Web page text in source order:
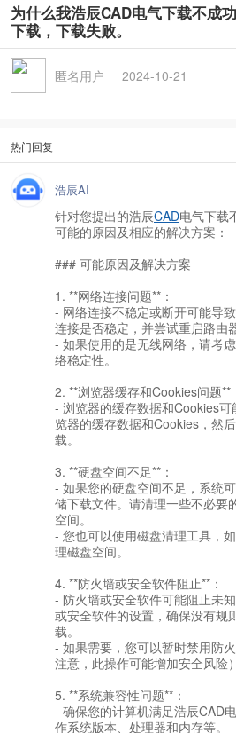
为什么我浩辰CAD电气下载不成
下载，下载失败。
匿名用户 2024-10-21
热门回复
浩辰AI
针对您提出的浩辰CAD电气下载
可能的原因及相应的解决方案：
### 可能原因及解决方案
1. **网络连接问题**：
- 网络连接不稳定或断开可能导
连接是否稳定，并尝试重启路由
- 如果使用的是无线网络，请考
络稳定性。
2. **浏览器缓存和Cookies问题**
- 浏览器的缓存数据和Cookies
览器的缓存数据和Cookies，然
载。
3. **硬盘空间不足**：
- 如果您的硬盘空间不足，系统
储下载文件。请清理一些不必要
空间。
- 您也可以使用磁盘清理工具，
理磁盘空间。
4. **防火墙或安全软件阻止**：
- 防火墙或安全软件可能阻止未
或安全软件的设置，确保没有规
载。
- 如果需要，您可以暂时禁用防
注意，此操作可能增加安全风险）
5. **系统兼容性问题**：
- 确保您的计算机满足浩辰CAD
作系统版本、处理器和内存等。